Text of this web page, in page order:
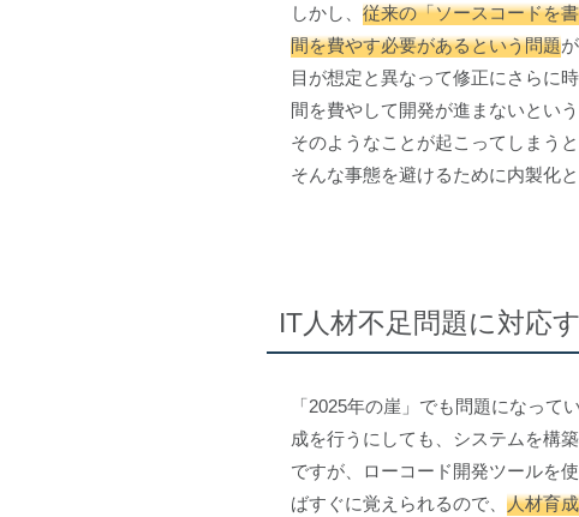
しかし、 従来の「ソースコードを
間を費やす必要があるという問題
目が想定と異なって修正にさらに
間を費やして開発が進まないとい
そのようなことが起こってしまうと
そんな事態を避けるために内製化
IT人材不足問題に対応
「2025年の崖」でも問題になって
成を行うにしても、システムを構
ですが、ローコード開発ツールを
ばすぐに覚えられるので、 人材育